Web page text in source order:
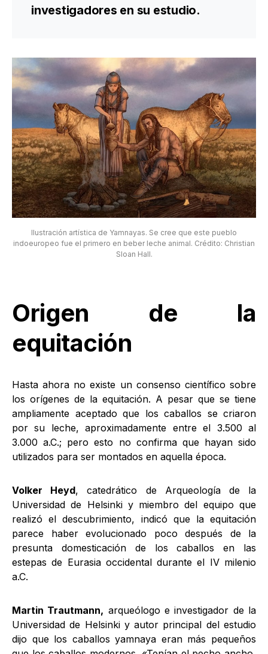
investigadores en su estudio.
Ilustración artística de Yamnayas. Se cree que este pueblo
indoeuropeo fue el primero en beber leche animal. Crédito: Christian
Sloan Hall.
Origen de la
equitación
Hasta ahora no existe un consenso científico sobre
los orígenes de la equitación. A pesar que se tiene
ampliamente aceptado que los caballos se criaron
por su leche, aproximadamente entre el 3.500 al
3.000 a.C.; pero esto no confirma que hayan sido
utilizados para ser montados en aquella época.
Volker Heyd, catedrático de Arqueología de la
Universidad de Helsinki y miembro del equipo que
realizó el descubrimiento, indicó que la equitación
parece haber evolucionado poco después de la
presunta domesticación de los caballos en las
estepas de Eurasia occidental durante el IV milenio
a.C.
Martin Trautmann, arqueólogo e investigador de la
Universidad de Helsinki y autor principal del estudio
dijo que los caballos yamnaya eran más pequeños